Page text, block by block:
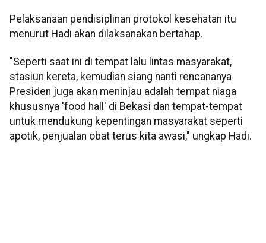
Pelaksanaan pendisiplinan protokol kesehatan itu
menurut Hadi akan dilaksanakan bertahap.
"Seperti saat ini di tempat lalu lintas masyarakat,
stasiun kereta, kemudian siang nanti rencananya
Presiden juga akan meninjau adalah tempat niaga
khususnya 'food hall' di Bekasi dan tempat-tempat
untuk mendukung kepentingan masyarakat seperti
apotik, penjualan obat terus kita awasi," ungkap Hadi.